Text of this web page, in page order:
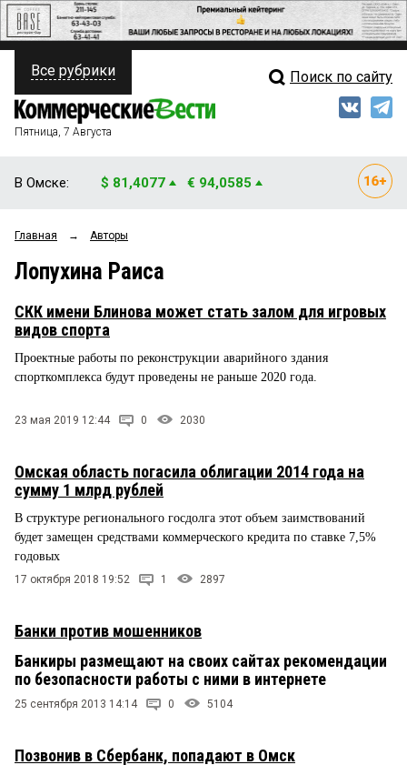
ПОЛИТИКА
ФИНАНСЫ
ОБЩЕСТВО
ЗАКОН
НОВОСТИ КОМПАНИЙ
ПРОИСШЕСТВИЯ
Свежий выпуск
Блоги
Архив
Все рубрики Поиск по сайту
Пятница, 7 Августа
В Омске: $ 81,4077 € 94,0585
Главная → Авторы
Лопухина Раиса
СКК имени Блинова может стать залом для игровых
видов спорта
Проектные работы по реконструкции аварийного здания
спорткомплекса будут проведены не раньше 2020 года.
23 мая 2019 12:44 0 2030
Омская область погасила облигации 2014 года на
сумму 1 млрд рублей
В структуре регионального госдолга этот объем заимствований
будет замещен средствами коммерческого кредита по ставке 7,5%
годовых
17 октября 2018 19:52 1 2897
Банки против мошенников
Банкиры размещают на своих сайтах рекомендации
по безопасности работы с ними в интернете
25 сентября 2013 14:14 0 5104
Позвонив в Сбербанк, попадают в Омск